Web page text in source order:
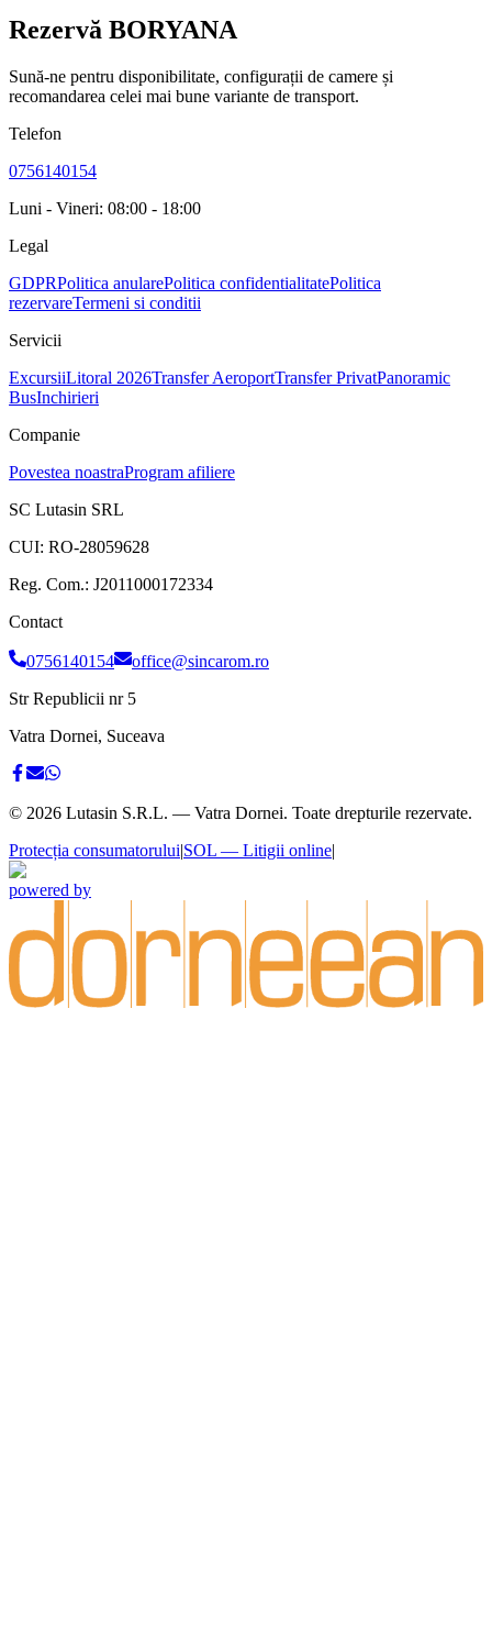
Rezervă BORYANA
Sună-ne pentru disponibilitate, configurații de camere și
recomandarea celei mai bune variante de transport.
Telefon
0756140154
Luni - Vineri: 08:00 - 18:00
Legal
GDPRPolitica anularePolitica confidentialitatePolitica
rezervareTermeni si conditii
Servicii
ExcursiiLitoral 2026Transfer AeroportTransfer PrivatPanoramic
BusInchirieri
Companie
Povestea noastraProgram afiliere
SC Lutasin SRL
CUI: RO-28059628
Reg. Com.: J2011000172334
Contact
0756140154
office@sincarom.ro
Str Republicii nr 5
Vatra Dornei, Suceava
© 2026 Lutasin S.R.L. — Vatra Dornei. Toate drepturile rezervate.
Protecția consumatorului|SOL — Litigii online|
powered by